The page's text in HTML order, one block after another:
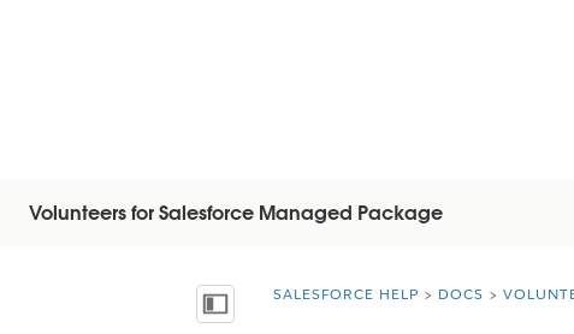
Volunteers for Salesforce Managed Package
목차 표시 You are here:
SALESFORCE HELP DOCS